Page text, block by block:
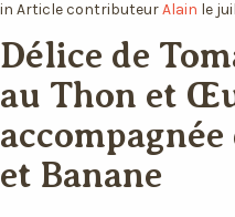
Macédoine
au Plat,
Cancoillotte
Temps de préparation 20
combinaison savoureuse et